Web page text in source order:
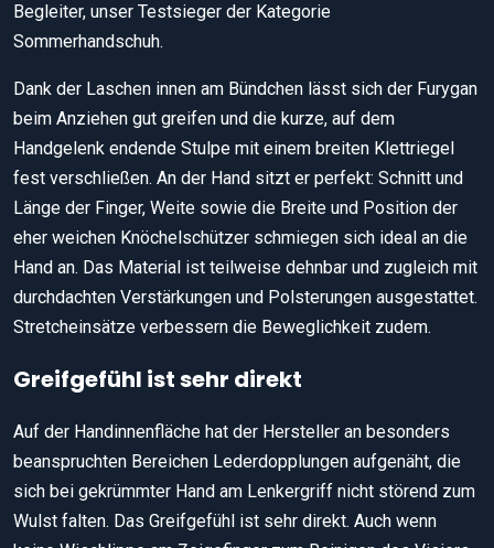
Begleiter, unser Testsieger der Kategorie
Sommerhandschuh.
Dank der Laschen innen am Bündchen lässt sich der Furygan
beim Anziehen gut greifen und die kurze, auf dem
Handgelenk endende Stulpe mit einem breiten Klettriegel
fest verschließen. An der Hand sitzt er perfekt: Schnitt und
Länge der Finger, Weite sowie die Breite und Position der
eher weichen Knöchelschützer schmiegen sich ideal an die
Hand an. Das Material ist teilweise dehnbar und zugleich mit
durchdachten Verstärkungen und Polsterungen ausgestattet.
Stretcheinsätze verbessern die Beweglichkeit zudem.
Greifgefühl ist sehr direkt
Auf der Handinnenfläche hat der Hersteller an besonders
beanspruchten Bereichen Lederdopplungen aufgenäht, die
sich bei gekrümmter Hand am Lenkergriff nicht störend zum
Wulst falten. Das Greifgefühl ist sehr direkt. Auch wenn